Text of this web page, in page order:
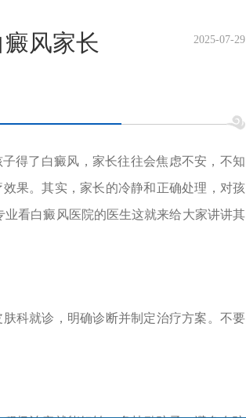
风家长
2025-07-29
得了白癜风，家长往往会焦虑不安，不知
果。其实，家长的冷静和正确处理，对孩
看白癜风医院的医生这就来给大家讲讲其
科就诊，明确诊断并制定治疗方案。不要